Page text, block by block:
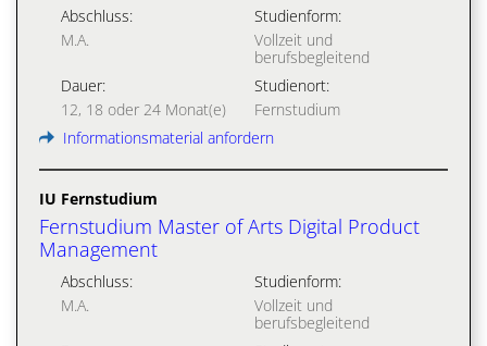
Abschluss:
M.A.
Studienform:
Vollzeit und
berufsbegleitend
Dauer:
12, 18 oder 24 Monat(e)
Studienort:
Fernstudium
Informationsmaterial anfordern
IU Fernstudium
Fernstudium Master of Arts Digital Product
Management
Abschluss:
M.A.
Studienform:
Vollzeit und
berufsbegleitend